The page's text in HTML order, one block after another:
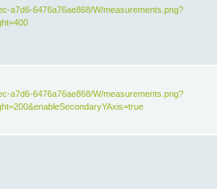
a7d6-6476a76ae868/W/measurements.png?
a7d6-6476a76ae868/W/measurements.png?